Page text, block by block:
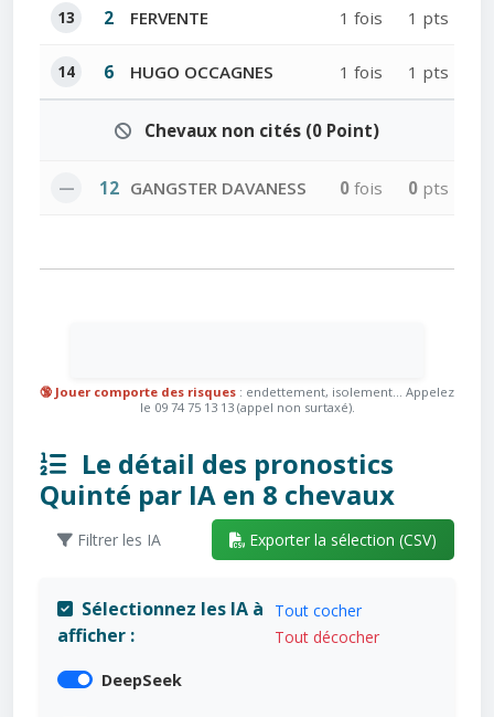
13 2 FERVENTE 1 fois 1 pts
14 6 HUGO OCCAGNES 1 fois 1 pts
Chevaux non cités (0 Point)
— 12 GANGSTER DAVANESS 0 fois 0 pts
🔞 Jouer comporte des risques : endettement, isolement... Appelez
le 09 74 75 13 13 (appel non surtaxé).
Le détail des pronostics
Quinté par IA en 8 chevaux
Filtrer les IA Exporter la sélection (CSV)
Sélectionnez les IA à
afficher :
Tout cocher
Tout décocher
DeepSeek